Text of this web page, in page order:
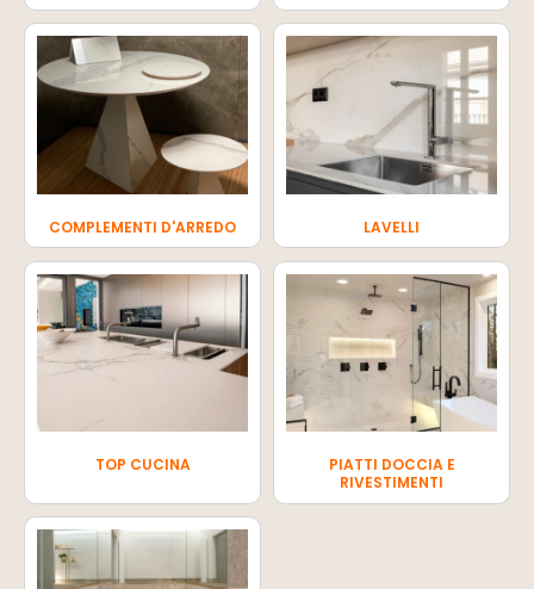
COMPLEMENTI D'ARREDO LAVELLI
TOP CUCINA
PIATTI DOCCIA E
RIVESTIMENTI